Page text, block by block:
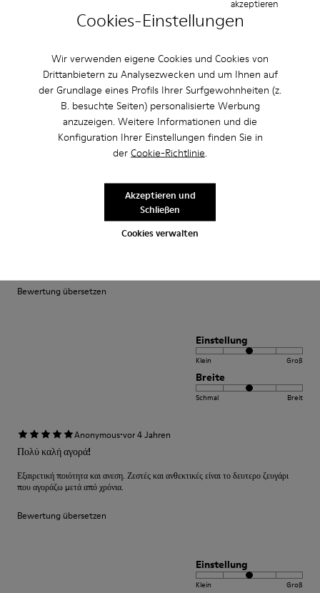
Cookies-Einstellungen
Wir verwenden eigene Cookies und Cookies von
Drittanbietern zu Analysezwecken und um Ihnen auf
der Grundlage eines Profils Ihrer Surfgewohnheiten (z.
B. besuchte Seiten) personalisierte Werbung
anzuzeigen. Weitere Informationen und die
Konfiguration Ihrer Einstellungen finden Sie in
der Cookie-Richtlinie.
Cookies verwalten
akzeptieren
Akzeptieren und
Schließen
Come camminare scalzi ma molto meglio.
Bewertung übersetzen
Einstellung
Schmal
Anonymous·vor 4 Jahren
Bewertung übersetzen
Einstellung
Klein Groß
Breite
Schmal Breit
Anonymous·vor 4 Jahren
Πολύ καλή αγορά!
Εξαιρετική ποιότητα και ανεση. Ζεστές και ανθεκτικές είναι το δευτερο ζευγάρι
που αγοράζω μετά από χρόνια.
Bewertung übersetzen
Einstellung
Klein Groß